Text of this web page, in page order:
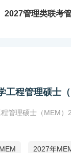
2027管理类联考
工程管理硕士
管理硕士（MEM
2027年